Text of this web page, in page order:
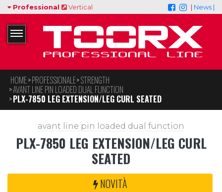
Professional Vertical | News |
HOME PROFESSIONALE STRENGTH
AVANT LINE PIN LOADED DUAL FUNCTION
PLX-7850 LEG EXTENSION/LEG CURL SEATED
avant line pin loaded dual function
PLX-7850 LEG EXTENSION/LEG CURL
SEATED
NOVITÀ